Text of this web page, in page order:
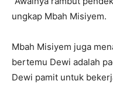
ungkap Mbah Misiyem.
Mbah Misiyem juga
bertemu Dewi adalah
Dewi pamit untuk